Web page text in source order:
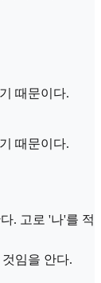
때문이다.
때문이다.
. 고로 '나'를 적
임을 안다.